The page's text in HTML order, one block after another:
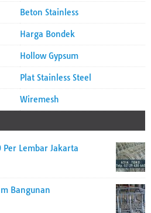
Beton Stainless
Harga Bondek
Hollow Gypsum
Plat Stainless Steel
Wiremesh
Per Lembar Jakarta
Bangunan